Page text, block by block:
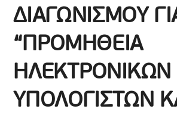
ΔΙΑΓΩΝΙΣΜΟΥ
“ΠΡΟΜΗΘΕΙΑ
ΗΛΕΚΤΡΟΝΙΚΩΝ
ΥΠΟΛΟΓΙΣΤΩΝ